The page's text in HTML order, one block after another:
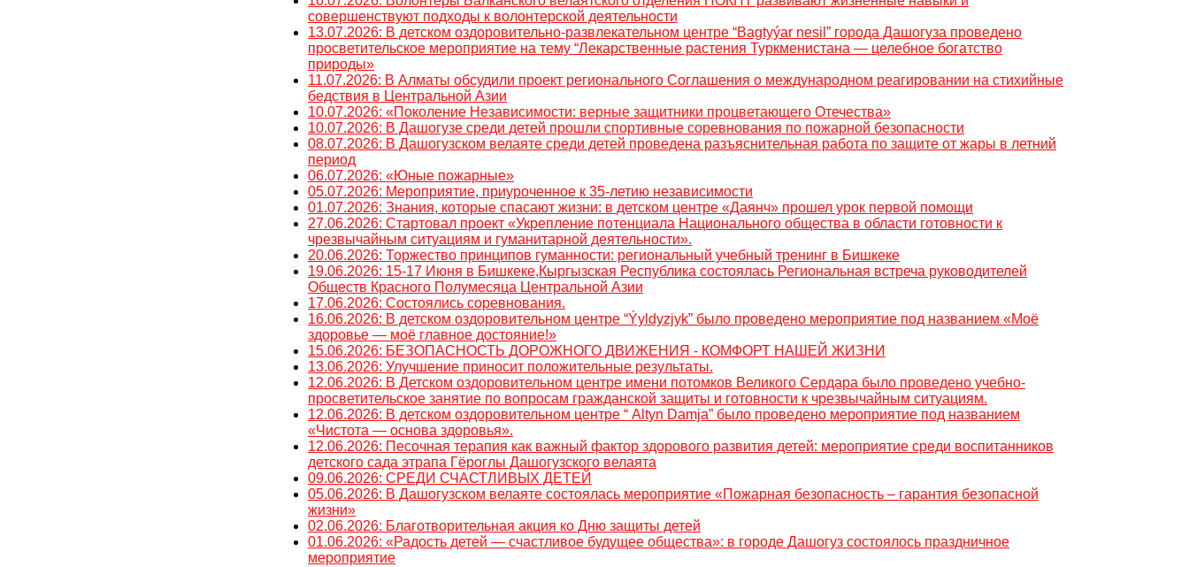
совершенствуют подходы к волонтерской деятельности
13.07.2026: В детском оздоровительно-развлекательном центре “Bagtyýar nesil” города Дашогуза проведено
просветительское мероприятие на тему “Лекарственные растения Туркменистана — целебное богатство
природы»
11.07.2026: В Алматы обсудили проект регионального Соглашения о международном реагировании на стихийные
бедствия в Центральной Азии
10.07.2026: «Поколение Независимости: верные защитники процветающего Отечества»
10.07.2026: В Дашогузе среди детей прошли спортивные соревнования по пожарной безопасности
08.07.2026: В Дашогузском велаяте среди детей проведена разъяснительная работа по защите от жары в летний
период
06.07.2026: «Юные пожарные»
05.07.2026: Мероприятие, приуроченное к 35-летию независимости
01.07.2026: Знания, которые спасают жизни: в детском центре «Даянч» прошел урок первой помощи
27.06.2026: Стартовал проект «Укрепление потенциала Национального общества в области готовности к
чрезвычайным ситуациям и гуманитарной деятельности».
20.06.2026: Торжество принципов гуманности: региональный учебный тренинг в Бишкеке
19.06.2026: 15-17 Июня в Бишкеке,Кыргызская Республика состоялась Региональная встреча руководителей
Обществ Красного Полумесяца Центральной Азии
17.06.2026: Состоялись соревнования.
16.06.2026: В детском оздоровительном центре “Ýyldyzjyk” было проведено мероприятие под названием «Моё
здоровье — моё главное достояние!»
15.06.2026: БЕЗОПАСНОСТЬ ДОРОЖНОГО ДВИЖЕНИЯ - КОМФОРТ НАШЕЙ ЖИЗНИ
13.06.2026: Улучшение приносит положительные результаты.
12.06.2026: В Детском оздоровительном центре имени потомков Великого Сердара было проведено учебно-
просветительское занятие по вопросам гражданской защиты и готовности к чрезвычайным ситуациям.
12.06.2026: В детском оздоровительном центре “ Altyn Damja” было проведено мероприятие под названием
«Чистота — основа здоровья».
12.06.2026: Песочная терапия как важный фактор здорового развития детей: мероприятие среди воспитанников
детского сада этрапа Гёроглы Дашогузского велаята
09.06.2026: СРЕДИ СЧАСТЛИВЫХ ДЕТЕЙ
05.06.2026: В Дашогузском велаяте состоялась мероприятие «Пожарная безопасность – гарантия безопасной
жизни»
02.06.2026: Благотворительная акция ко Дню защиты детей
01.06.2026: «Радость детей — счастливое будущее общества»: в городе Дашогуз состоялось праздничное
мероприятие